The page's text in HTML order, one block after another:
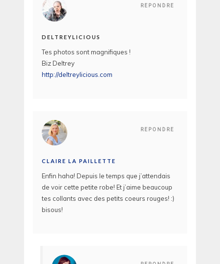
REPONDRE
DELTREYLICIOUS
Tes photos sont magnifiques !
Biz Deltrey
http://deltreylicious.com
REPONDRE
CLAIRE LA PAILLETTE
Enfin haha! Depuis le temps que j’attendais
de voir cette petite robe! Et j’aime beaucoup
tes collants avec des petits coeurs rouges! :)
bisous!